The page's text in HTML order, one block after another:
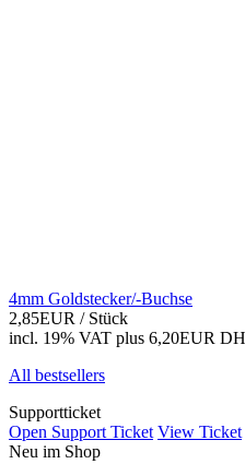
4mm Goldstecker/-Buchse
2,85EUR / Stück
incl. 19% VAT plus 6,20EUR
All bestsellers
Supportticket
Open Support Ticket View Ticket
Neu im Shop